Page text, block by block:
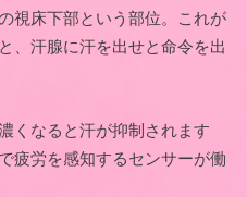
視床下部という部位。これが
、汗腺に汗を出せと命令を出
くなると汗が抑制されます
疲労を感知するセンサーが働